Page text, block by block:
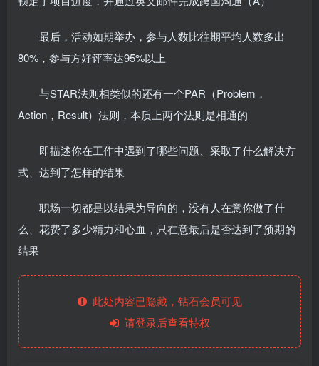
最后，活动如期举办，参与人数比往期平均人数多出
80%，参与方好评率达95%以上
与STAR法则相类似的还有一个PAR（Problem，
Action，Result）法则，本质上两个法则是相通的
即描述你在工作中遇到了哪些问题、采取了什么解决方
式、达到了怎样的结果
职场一切都是以结果为导向的，没有人在意你做了什
么、花费了多少精力和心血，只在意最后是否达到了预期的
结果
此处内容已隐藏，钻石会员可见
请登录后查看特权